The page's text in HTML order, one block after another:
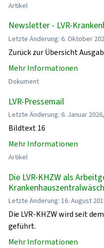
Artikel
Newsletter - LVR-
Letzte Änderung: 6. Oktober
Zurück zur Übersicht
Mehr Informationen
Dokument
LVR-Pressemail
Letzte Änderung: 6. Januar
Bildtext 16
Mehr Informationen
Artikel
Die LVR-KHZW als
Letzte Änderung: 16. August
Die LVR-KHZW wird seit
geführt.
Mehr Informationen